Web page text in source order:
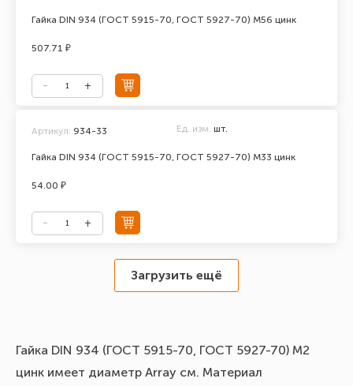
Гайка DIN 934 (ГОСТ 5915-70, ГОСТ 5927-70) М56 цинк
507.71 ₽
Гайка DIN 934 (ГОСТ 5915-70, ГОСТ 5927-70) М33 цинк
Артикул: 934-33 Ед. изм. шт.
54.00 ₽
Загрузить ещё
Гайка DIN 934 (ГОСТ 5915-70, ГОСТ 5927-70) М2
цинк имеет диаметр Array см. Материал